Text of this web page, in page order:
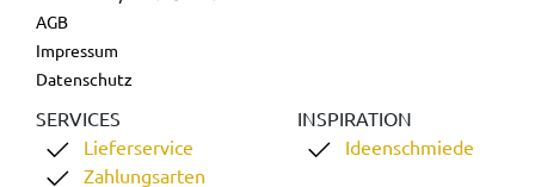
AGB
Impressum
Datenschutz
SERVICES
Lieferservice
Zahlungsarten
INSPIRATION
Ideenschmiede